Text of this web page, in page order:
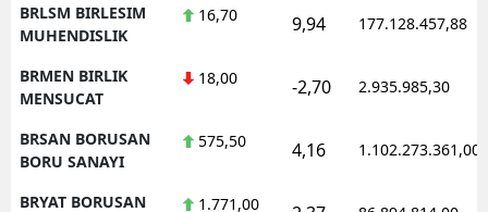
BRLSM BIRLESIM
MUHENDISLIK
16,70 9,94 177.128.457,88
BRMEN BIRLIK
MENSUCAT
18,00 -2,70 2.935.985,30
BRSAN BORUSAN
BORU SANAYI
575,50 4,16 1.102.273.361,00
BRYAT BORUSAN 1.771,00